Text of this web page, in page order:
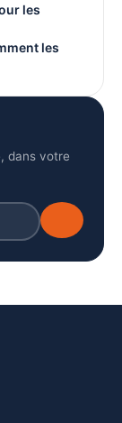
les
les
dans votre